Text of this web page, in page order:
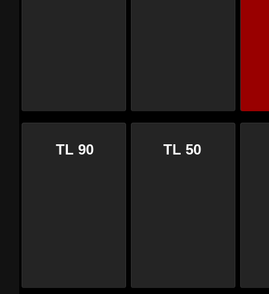
TL 90 TL 50